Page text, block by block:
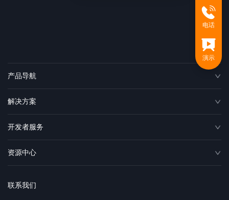
产品导航
解决方案
开发者服务
资源中心
联系我们
电话
演示